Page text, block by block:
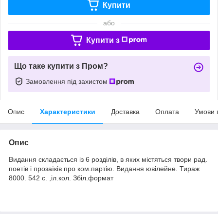
Купити
або
Купити з
Що таке купити з Пром?
Замовлення під захистом
Опис Характеристики Доставка Оплата Умови
Опис
Видання складається із 6 розділів, в яких містяться твори рад.
поетів і прозаїків про ком.партію. Видання ювілейне. Тираж
8000. 542 с. ,іл.кол. Збіл.формат